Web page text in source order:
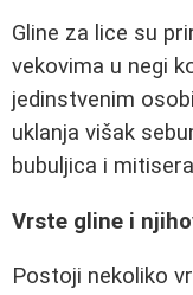
Gline za lice su
vekovima u negi
jedinstvenim
uklanja višak
bubuljica i
Vrste gline i
Postoji nekoliko